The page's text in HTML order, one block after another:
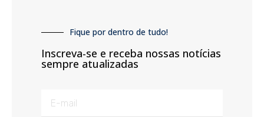
Fique por dentro de tudo!
Inscreva-se e receba nossas notícias
sempre atualizadas